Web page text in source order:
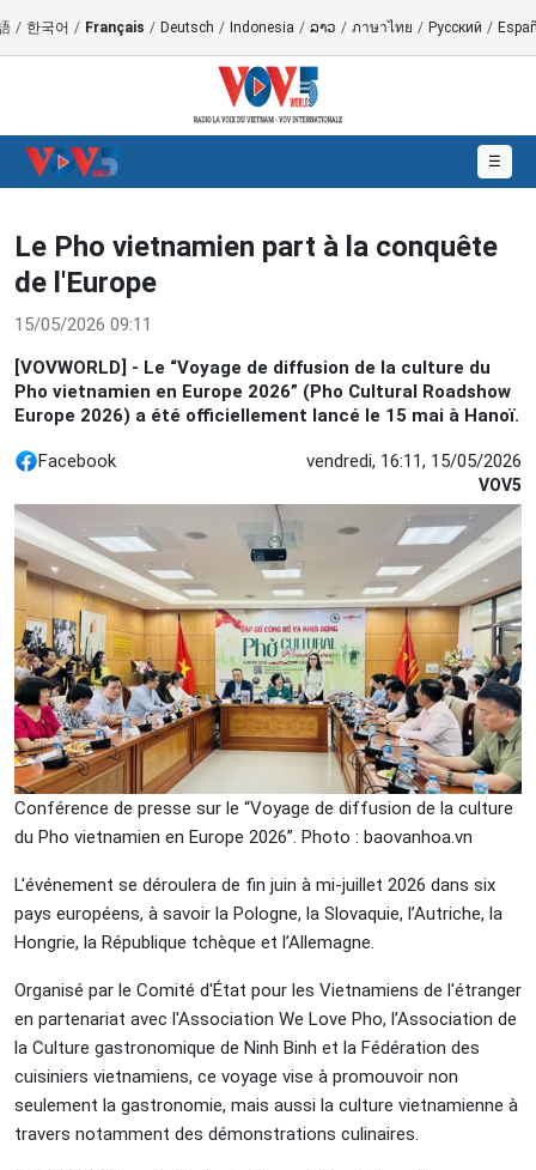
/ 한국어 / Français / Deutsch / Indonesia / ລາວ / ภาษาไทย / Русский /
☰
Le Pho vietnamien part à la conquête
de l'Europe
15/05/2026 09:11
[VOVWORLD] - Le “Voyage de diffusion de la culture du
Pho vietnamien en Europe 2026” (Pho Cultural Roadshow
Europe 2026) a été officiellement lancé le 15 mai à Hanoï.
Facebook vendredi, 16:11, 15/05/2026
VOV5
Conférence de presse sur le “Voyage de diffusion de la culture
du Pho vietnamien en Europe 2026”. Photo : baovanhoa.vn
L'événement se déroulera de fin juin à mi-juillet 2026 dans six
pays européens, à savoir la Pologne, la Slovaquie, l’Autriche, la
Hongrie, la République tchèque et l’Allemagne.
Organisé par le Comité d'État pour les Vietnamiens de l'étranger
en partenariat avec l'Association We Love Pho, l’Association de
la Culture gastronomique de Ninh Binh et la Fédération des
cuisiniers vietnamiens, ce voyage vise à promouvoir non
seulement la gastronomie, mais aussi la culture vietnamienne à
travers notamment des démonstrations culinaires.